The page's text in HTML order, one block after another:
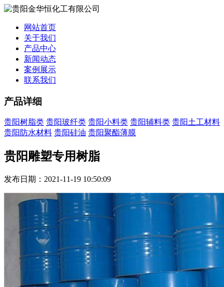
网站首页
关于我们
产品中心
新闻动态
案例展示
联系我们
产品详细
贵阳树脂类 贵阳玻纤类 贵阳小料类 贵阳辅料类 贵阳土工材料
贵阳防水材料 贵阳硅油 贵阳聚酯薄膜
贵阳雕塑专用树脂
发布日期：2021-11-19 10:50:09